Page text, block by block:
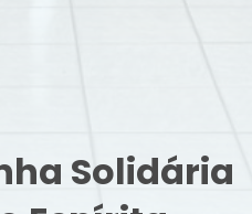
Solidária